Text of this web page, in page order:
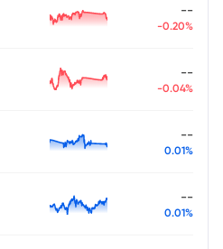
--
-0.20%
--
-0.04%
--
0.01%
--
0.01%